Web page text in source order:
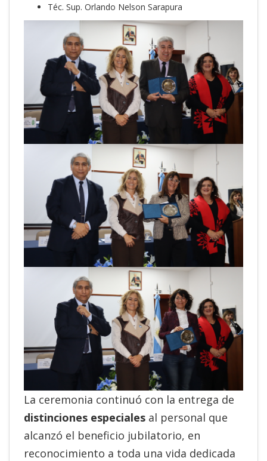
Téc. Sup. Orlando Nelson Sarapura
La ceremonia continuó con la entrega de
distinciones especiales al personal que
alcanzó el beneficio jubilatorio, en
reconocimiento a toda una vida dedicada